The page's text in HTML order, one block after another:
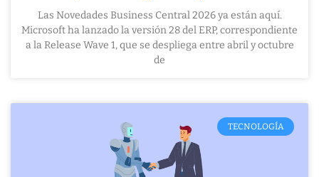
Las Novedades Business Central 2026 ya están aquí.
Microsoft ha lanzado la versión 28 del ERP, correspondiente
a la Release Wave 1, que se despliega entre abril y octubre
de
TECNOLOGÍA